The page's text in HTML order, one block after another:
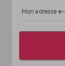
Mon adresse e-